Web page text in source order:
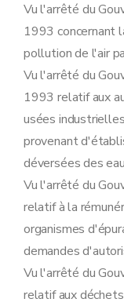
Section 8
Art. 109
Sous-
Art.
Art.
Sous-
Art. 113
Sous-
Art.
Sous-
Art.
Sous-
Art.
Sous-
Art.
Sous-
Art.
Sous-
Vu l'arrêté du
1993 concernant
pollution de l'air
Vu l'arrêté du
1993 relatif aux
usées
provenant
déversées des
Vu l'arrêté du
relatif à la
organismes
demandes
Vu l'arrêté du
relatif aux